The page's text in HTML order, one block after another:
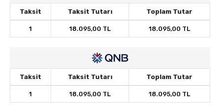
Taksit Taksit Tutarı Toplam Tutar
1 18.095,00 TL 18.095,00 TL
Taksit Taksit Tutarı Toplam Tutar
1 18.095,00 TL 18.095,00 TL